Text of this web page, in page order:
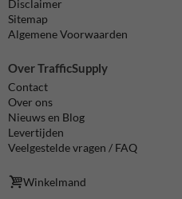
Disclaimer
Sitemap
Algemene Voorwaarden
Over TrafficSupply
Contact
Over ons
Nieuws en Blog
Levertijden
Veelgestelde vragen / FAQ
Winkelmand